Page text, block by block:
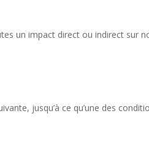
un impact direct ou indirect sur
jusqu’à ce qu’une des